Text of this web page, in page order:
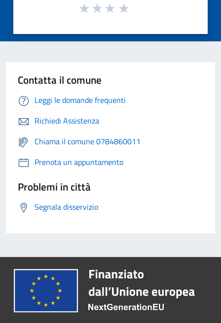
Contatta il comune
Leggi le domande frequenti
Richiedi Assistenza
Chiama il comune 0784860011
Prenota un appuntamento
Problemi in città
Segnala disservizio